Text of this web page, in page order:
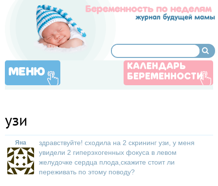
МЕНЮ
КАЛЕНДАРЬ
БЕРЕМЕННОСТИ
узи
Яна
здравствуйте! сходила на 2 скрининг узи, у меня
увидели 2 гиперэхогенных фокуса в левом
желудочке сердца плода,скажите стоит ли
переживать по этому поводу?